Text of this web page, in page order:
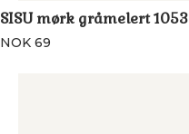
SISU mørk gråmelert 1053
NOK 69